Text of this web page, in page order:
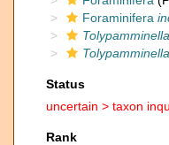
Foraminifera
Tolypamminella
Status
uncertain > taxon
Rank